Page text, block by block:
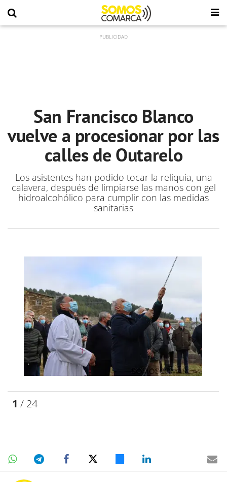
San Francisco Blanco
vuelve a procesionar por las
calles de Outarelo
Los asistentes han podido tocar la reliquia, una
calavera, después de limpiarse las manos con gel
hidroalcohólico para cumplir con las medidas
sanitarias
1 / 24